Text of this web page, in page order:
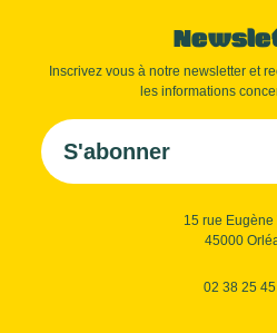
Inscrivez vous à notre newsletter et
les informations
S'abonner
15 rue Eugène
45000
02 38 25